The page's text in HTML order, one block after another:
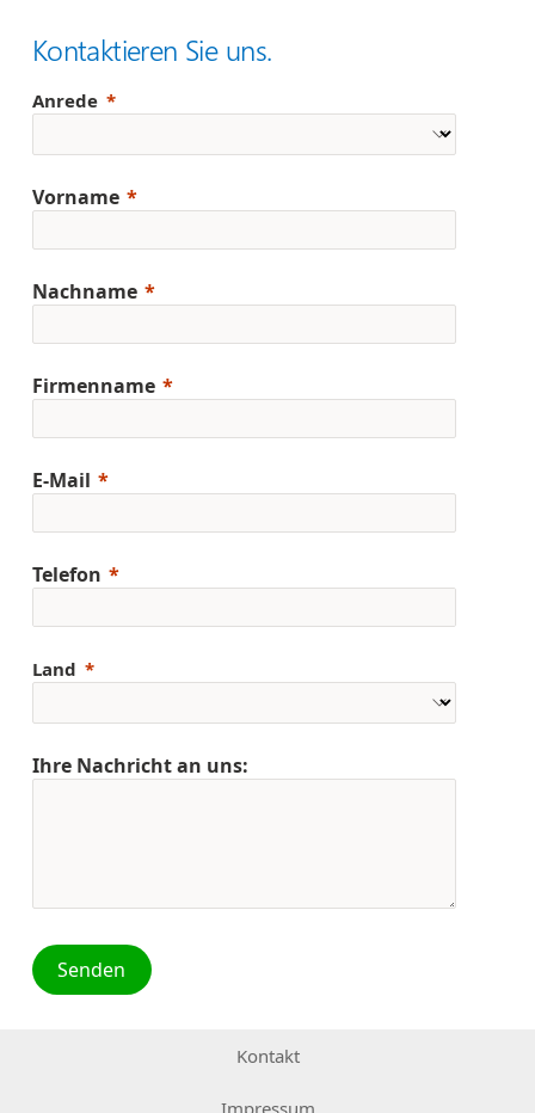
Kontaktieren Sie uns.
Anrede
Vorname
Nachname
Firmenname
E-Mail
Telefon
Land
Ihre Nachricht an uns:
Senden
Kontakt